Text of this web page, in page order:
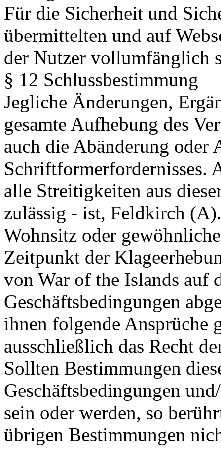
Für die Sicherheit und
übermittelten und auf
der Nutzer vollumfänglich
§ 12 Schlussbestimmung
Jegliche Änderungen,
gesamte Aufhebung des
auch die Abänderung oder
Schriftformerfordernisses.
alle Streitigkeiten aus
zulässig - ist, Feldkirch
Wohnsitz oder
Zeitpunkt der
von War of the Islands auf
Geschäftsbedingungen
ihnen folgende Ansprüche
ausschließlich das Recht
Sollten Bestimmungen
Geschäftsbedingungen
sein oder werden, so
übrigen Bestimmungen